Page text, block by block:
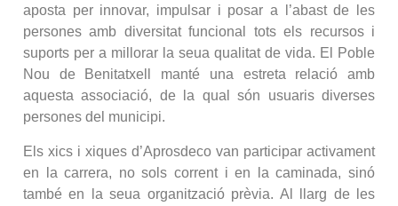
aposta per innovar, impulsar i posar a l’abast de les
persones amb diversitat funcional tots els recursos i
suports per a millorar la seua qualitat de vida. El Poble
Nou de Benitatxell manté una estreta relació amb
aquesta associació, de la qual són usuaris diverses
persones del municipi.
Els xics i xiques d’Aprosdeco van participar activament
en la carrera, no sols corrent i en la caminada, sinó
també en la seua organització prèvia. Al llarg de les